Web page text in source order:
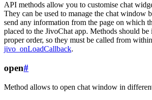
API methods allow you to customise chat
They can be used to manage the chat window
send any information from the page on which
placed to the JivoChat app. Methods should
proper order, so they must be called from
jivo_onLoadCallback.
open#
Method allows to open chat window in